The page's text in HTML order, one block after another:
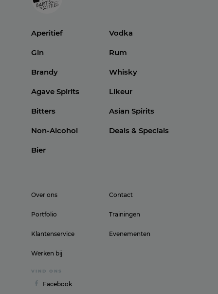
Aperitief Vodka
Gin Rum
Brandy Whisky
Agave Spirits Likeur
Bitters Asian Spirits
Non-Alcohol Deals & Specials
Bier
Over ons
Portfolio
Klantenservice
Werken bij
Contact
Trainingen
Evenementen
VIND ONS
Facebook